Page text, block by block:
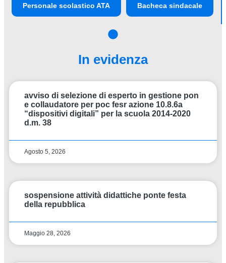
Personale scolastico ATA Bacheca sindacale
In evidenza
avviso di selezione di esperto in gestione pon
e collaudatore per poc fesr azione 10.8.6a
“dispositivi digitali” per la scuola 2014-2020
d.m. 38
Agosto 5, 2026
sospensione attività didattiche ponte festa
della repubblica
Maggio 28, 2026